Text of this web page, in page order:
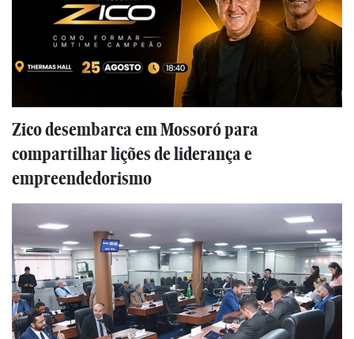
Zico desembarca em Mossoró para
compartilhar lições de liderança e
empreendedorismo